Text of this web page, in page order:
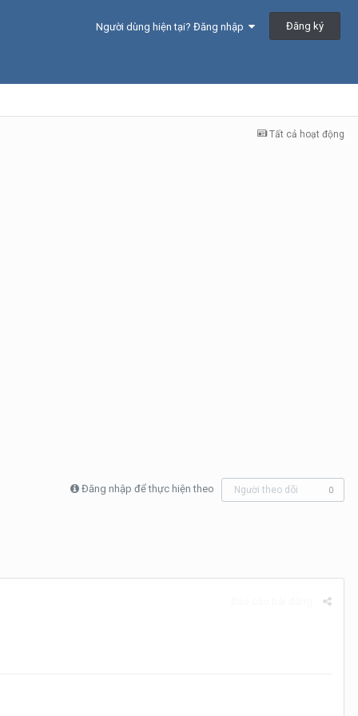
Người dùng hiện tại? Đăng nhập Đăng ký
Tất cả hoạt động
Đăng nhập để thực hiện theo Người theo dõi 0